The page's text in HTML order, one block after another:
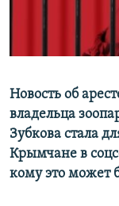
ПОБЕДИТЕЛЕЙ НЕ
УКРАИНСКАЯ
ПРИСОЕДИНЯЙТЕСЬ!
Все сайты
Новость об
владельца
Зубкова стала
Крымчане в
кому это может